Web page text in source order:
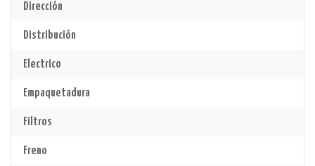
Dirección
Distribución
Electrico
Empaquetadura
Filtros
Freno